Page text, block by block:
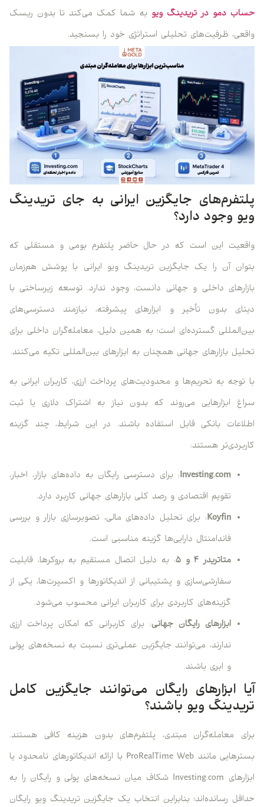
حساب دمو در تریدینگ ویو به شما کمک می‌کند تا بدون ریسک
واقعی، ظرفیت‌های تحلیلی استراتژی خود را بسنجید.
پلتفرم‌های جایگزین ایرانی به جای تریدینگ
ویو وجود دارد؟
واقعیت این است که در حال حاضر پلتفرم بومی و مستقلی که
بتوان آن را یک جایگزین تریدینگ ویو ایرانی با پوشش هم‌زمان
بازارهای داخلی و جهانی دانست، وجود ندارد. توسعه زیرساختی با
دیتای بدون تأخیر و ابزارهای پیشرفته، نیازمند دسترسی‌های
بین‌المللی گسترده‌ای است؛ به همین دلیل، معامله‌گران داخلی برای
تحلیل بازارهای جهانی همچنان به ابزارهای بین‌المللی تکیه می‌کنند.
با توجه به تحریم‌ها و محدودیت‌های پرداخت ارزی، کاربران ایرانی به
سراغ ابزارهایی می‌روند که بدون نیاز به اشتراک دلاری یا ثبت
اطلاعات بانکی قابل استفاده باشند. در این شرایط، چند گزینه
کاربردی‌تر هستند:
Investing.com: برای دسترسی رایگان به داده‌های بازار، اخبار،
تقویم اقتصادی و رصد کلی بازارهای جهانی کاربرد دارد.
Koyfin: برای تحلیل داده‌های مالی، تصویرسازی بازار و بررسی
فاندامنتال دارایی‌ها گزینه مناسبی است.
متاتریدر ۴ و ۵
: به دلیل اتصال مستقیم به بروکرها، قابلیت
سفارشی‌سازی و پشتیبانی از اندیکاتورها و اکسپرت‌ها، یکی از
گزینه‌های کاربردی برای کاربران ایرانی محسوب می‌شود.
ابزارهای رایگان جهانی: برای کاربرانی که امکان پرداخت ارزی
ندارند، می‌توانند جایگزین عملی‌تری نسبت به نسخه‌های پولی
و ابری باشند.
آیا ابزارهای رایگان می‌توانند جایگزین کامل
تریدینگ ویو باشند؟
برای معامله‌گران مبتدی، پلتفرم‌های بدون هزینه کافی هستند.
بسترهایی مانند ProRealTime Web با ارائه اندیکاتورهای نامحدود یا
ابزارهای Investing.com شکاف میان نسخه‌های پولی و رایگان را به
حداقل رسانده‌اند؛ بنابراین انتخاب یک جایگزین تریدینگ ویو رایگان